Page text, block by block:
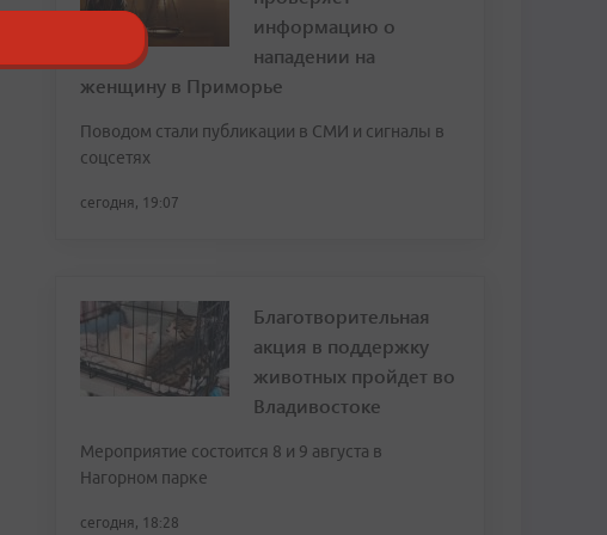
информацию о
нападении на
женщину в Приморье
Поводом стали публикации в СМИ и сигналы в
соцсетях
сегодня, 19:07
Благотворительная
акция в поддержку
животных пройдет во
Владивостоке
Мероприятие состоится 8 и 9 августа в
Нагорном парке
сегодня, 18:28